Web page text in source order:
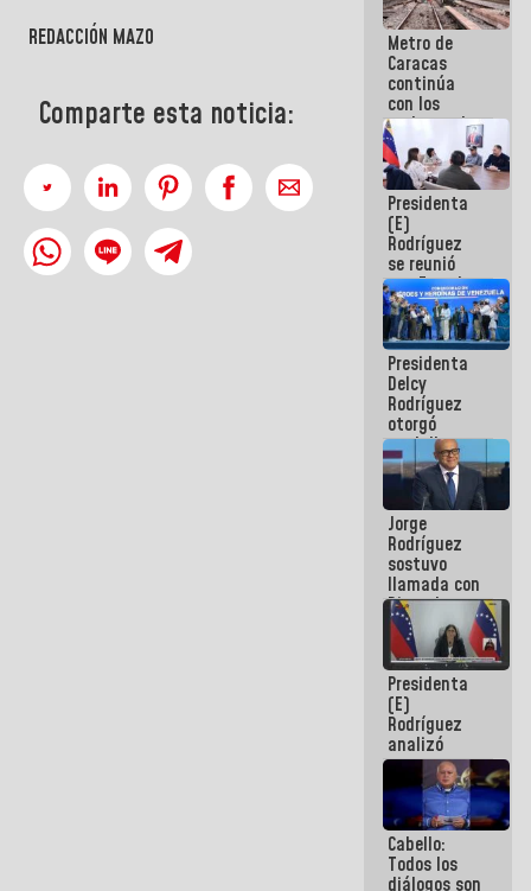
REDACCIÓN MAZO
Comparte esta noticia:
Metro de
Caracas
continúa
con los
trabajos de
mantenimiento
e inspección
en la Línea 2
Presidenta
(E)
Rodríguez
se reunió
con Estado
Mayor
Eléctrico
para
abordar
planes de
acción
Presidenta
Delcy
Rodríguez
otorgó
medalla
"Héroe de
Venezuela"
a servidores
públicos
Jorge
Rodríguez
sostuvo
llamada con
Dinorah
Figuera y
acuerdan
primer
encuentro
presencial
para el
diálogo
Presidenta
(E)
Rodríguez
analizó
junto a
gobernadores
planes de
recuperación
del Sistema
Eléctrico
Cabello:
Todos los
diálogos son